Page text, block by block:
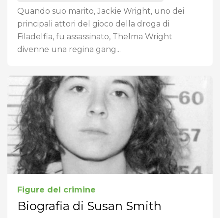
Quando suo marito, Jackie Wright, uno dei
principali attori del gioco della droga di
Filadelfia, fu assassinato, Thelma Wright
divenne una regina gang...
Figure del crimine
Biografia di Susan Smith